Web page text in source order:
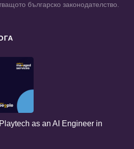
българско законодателство.
as an AI Engineer in